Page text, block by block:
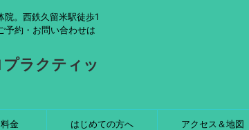
。西鉄久留米駅徒歩1
予約・お問い合わせは
ラクティッ
金 はじめての方へ アクセス＆地図